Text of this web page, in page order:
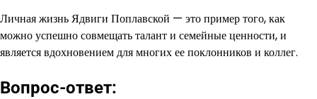
Личная жизнь Ядвиги Поплавской — это пример того, как
можно успешно совмещать талант и семейные ценности, и
является вдохновением для многих ее поклонников и коллег.
Вопрос-ответ: